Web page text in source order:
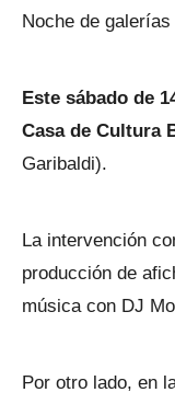
Noche de
Este sábado de
Casa de Cultura
Garibaldi).
La intervención
producción de
música con DJ
Por otro lado, en